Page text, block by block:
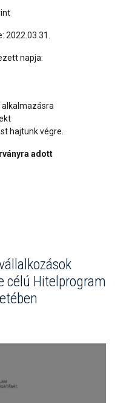
napja:
hajtunk végre.
adott
célú Hitelprogram